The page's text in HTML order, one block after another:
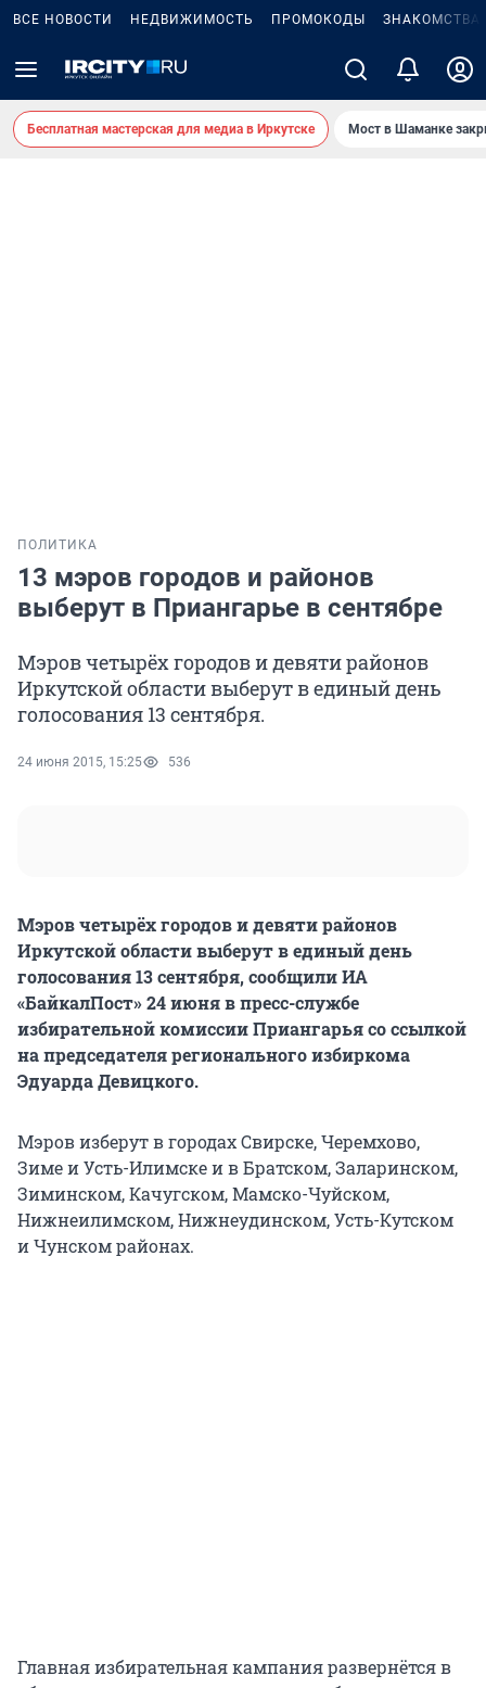
ВСЕ НОВОСТИ НЕДВИЖИМОСТЬ ПРОМОКОДЫ ЗНАКОМСТВА
Бесплатная мастерская для медиа в Иркутске Мост в Шаманке
ПОЛИТИКА
13 мэров городов и районов
выберут в Приангарье в сентябре
Мэров четырёх городов и девяти районов
Иркутской области выберут в единый день
голосования 13 сентября.
24 июня 2015, 15:25 536
Мэров четырёх городов и девяти районов
Иркутской области выберут в единый день
голосования 13 сентября, сообщили ИА
«БайкалПост» 24 июня в пресс-службе
избирательной комиссии Приангарья со ссылкой
на председателя регионального избиркома
Эдуарда Девицкого.
Мэров изберут в городах Свирске, Черемхово,
Зиме и Усть-Илимске и в Братском, Заларинском,
Зиминском, Качугском, Мамско-Чуйском,
Нижнеилимском, Нижнеудинском, Усть-Кутском
и Чунском районах.
Главная избирательная кампания развернётся в